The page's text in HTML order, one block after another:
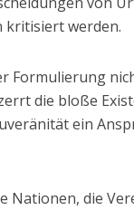
kritisiert werden.
Formulierung
die bloße
ein
Nationen, die